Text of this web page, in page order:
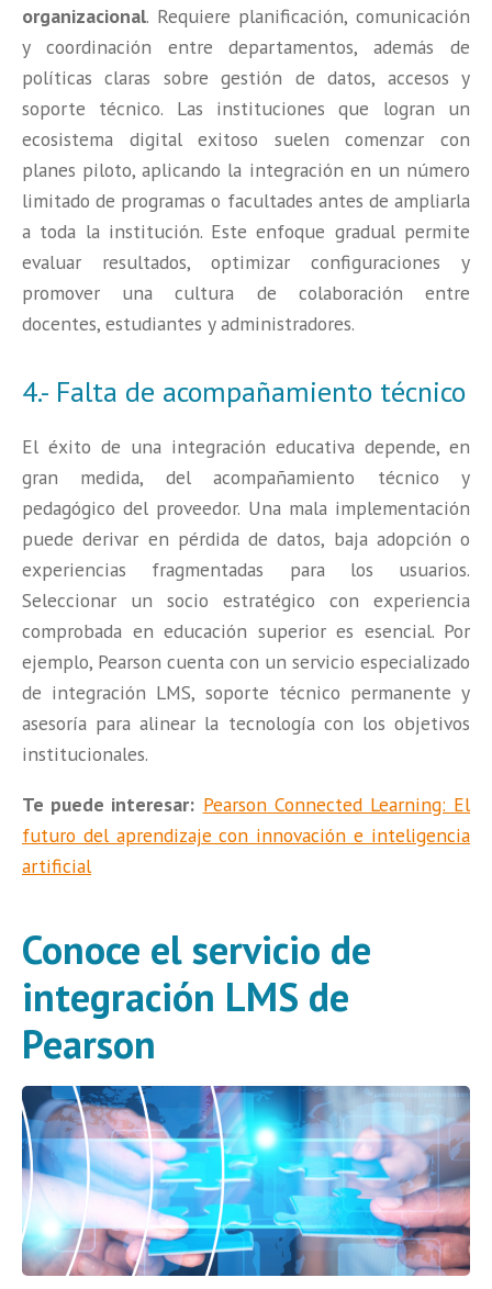
organizacional. Requiere planificación, comunicación
y coordinación entre departamentos, además de
políticas claras sobre gestión de datos, accesos y
soporte técnico. Las instituciones que logran un
ecosistema digital exitoso suelen comenzar con
planes piloto, aplicando la integración en un número
limitado de programas o facultades antes de ampliarla
a toda la institución. Este enfoque gradual permite
evaluar resultados, optimizar configuraciones y
promover una cultura de colaboración entre
docentes, estudiantes y administradores.
4.- Falta de acompañamiento técnico
El éxito de una integración educativa depende, en
gran medida, del acompañamiento técnico y
pedagógico del proveedor. Una mala implementación
puede derivar en pérdida de datos, baja adopción o
experiencias fragmentadas para los usuarios.
Seleccionar un socio estratégico con experiencia
comprobada en educación superior es esencial. Por
ejemplo, Pearson cuenta con un servicio especializado
de integración LMS, soporte técnico permanente y
asesoría para alinear la tecnología con los objetivos
institucionales.
Te puede interesar: Pearson Connected Learning: El
futuro del aprendizaje con innovación e inteligencia
artificial
Conoce el servicio de
integración LMS de
Pearson